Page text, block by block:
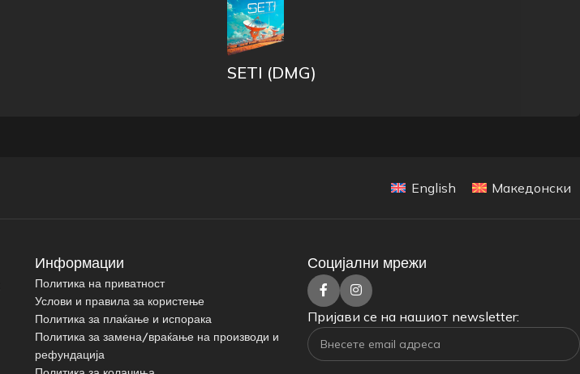
SETI (DMG)
English Македонски
Информации
Политика на приватност
Услови и правила за користење
Политика за плаќање и испорака
Политика за замена/враќање на производи и
рефундација
Социјални мрежи
Пријави се на нашиот newsletter: